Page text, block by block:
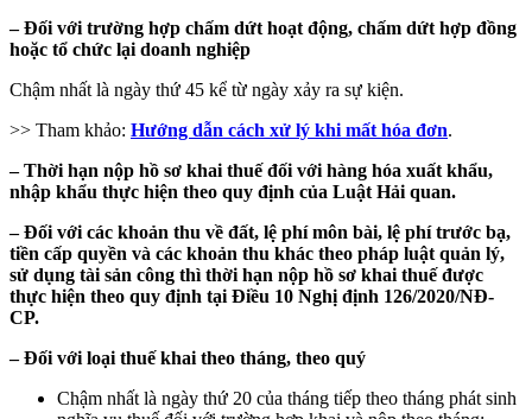
– Đối với trường hợp chấm dứt hoạt động, chấm dứt hợp đồng
hoặc tổ chức lại doanh nghiệp
Chậm nhất là ngày thứ 45 kể từ ngày xảy ra sự kiện.
>> Tham khảo: Hướng dẫn cách xử lý khi mất hóa đơn.
– Thời hạn nộp hồ sơ khai thuế đối với hàng hóa xuất khẩu,
nhập khẩu thực hiện theo quy định của Luật Hải quan.
– Đối với các khoản thu về đất, lệ phí môn bài, lệ phí trước bạ,
tiền cấp quyền và các khoản thu khác theo pháp luật quản lý,
sử dụng tài sản công thì thời hạn nộp hồ sơ khai thuế được
thực hiện theo quy định tại Điều 10 Nghị định 126/2020/NĐ-
CP.
– Đối với loại thuế khai theo tháng, theo quý
Chậm nhất là ngày thứ 20 của tháng tiếp theo tháng phát sinh